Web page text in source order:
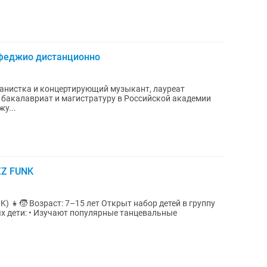
дистанционно
и концертирующий музыкант, лауреат
и магистратуру в Российской академии
FUNK
лет Открыт набор детей в группу